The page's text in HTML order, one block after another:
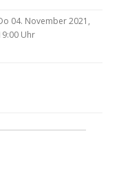
04. November 2021,
Uhr